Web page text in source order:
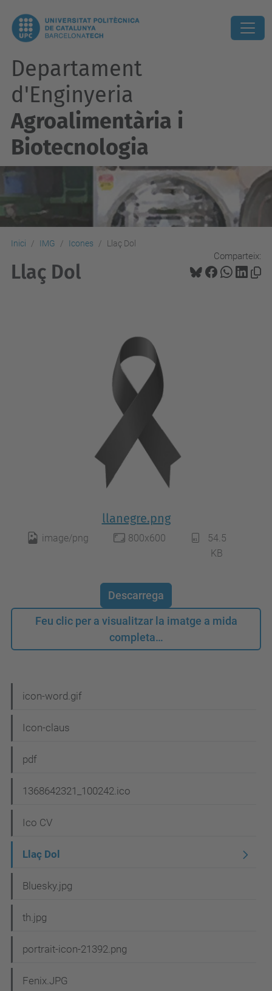
Departament
d'Enginyeria
Agroalimentària i
Biotecnologia
Inici IMG Icones Llaç Dol
Comparteix:
Llaç Dol
llanegre.png
image/png 800x600
54.5
KB
Descarrega
Feu clic per a visualitzar la imatge a mida
completa…
a
v
g
a
i
ó
icon-word.gif
Icon-claus
pdf
1368642321_100242.ico
Ico CV
Llaç Dol
Bluesky.jpg
th.jpg
portrait-icon-21392.png
Fenix.JPG